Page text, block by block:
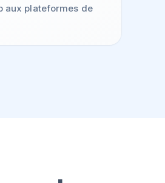
aux plateformes de